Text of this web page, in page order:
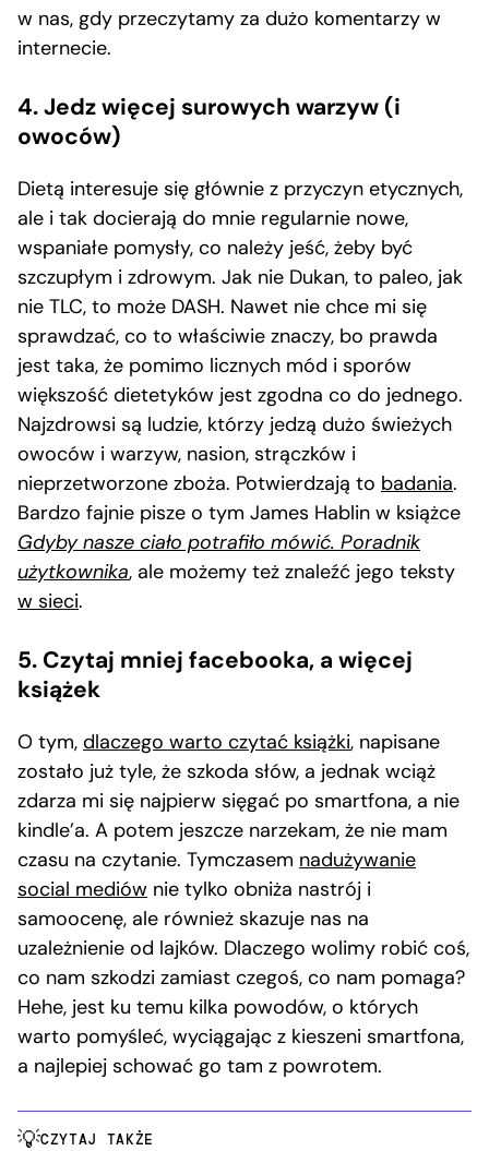
w nas, gdy przeczytamy za dużo komentarzy w
internecie.
4. Jedz więcej surowych warzyw (i
owoców)
Dietą interesuje się głównie z przyczyn etycznych,
ale i tak docierają do mnie regularnie nowe,
wspaniałe pomysły, co należy jeść, żeby być
szczupłym i zdrowym. Jak nie Dukan, to paleo, jak
nie TLC, to może DASH. Nawet nie chce mi się
sprawdzać, co to właściwie znaczy, bo prawda
jest taka, że pomimo licznych mód i sporów
większość dietetyków jest zgodna co do jednego.
Najzdrowsi są ludzie, którzy jedzą dużo świeżych
owoców i warzyw, nasion, strączków i
nieprzetworzone zboża. Potwierdzają to badania.
Bardzo fajnie pisze o tym James Hablin w książce
Gdyby nasze ciało potrafiło mówić. Poradnik
użytkownika, ale możemy też znaleźć jego teksty
w sieci.
5. Czytaj mniej facebooka, a więcej
książek
O tym, dlaczego warto czytać książki, napisane
zostało już tyle, że szkoda słów, a jednak wciąż
zdarza mi się najpierw sięgać po smartfona, a nie
kindle’a. A potem jeszcze narzekam, że nie mam
czasu na czytanie. Tymczasem nadużywanie
social mediów nie tylko obniża nastrój i
samoocenę, ale również skazuje nas na
uzależnienie od lajków. Dlaczego wolimy robić coś,
co nam szkodzi zamiast czegoś, co nam pomaga?
Hehe, jest ku temu kilka powodów, o których
warto pomyśleć, wyciągając z kieszeni smartfona,
a najlepiej schować go tam z powrotem.
CZYTAJ TAKŻE